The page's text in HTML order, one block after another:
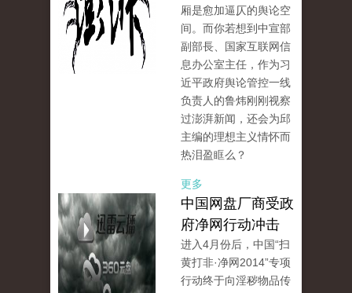
厢是愈加逼仄的舆论空
间。而你若想到中宣部
副部長、国家互联网信
息办公室主任，作为习
近平政府舆论管控一线
负责人的鲁炜刚刚视察
过澎湃新闻，还会为邱
主编的理想主义情怀而
热泪盈眶么？
更多
中国网盘厂商受政
府净网行动冲击
进入4月份后，中国“扫
黄打非·净网2014”专项
行动终于向淫秽物品传